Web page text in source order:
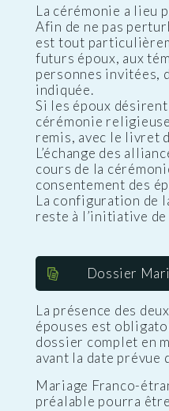
La cérémonie a lieu
Afin de ne pas
est tout
futurs époux, aux
personnes invitées,
indiquée.
Si les époux
cérémonie
remis, avec le livret
L’échange des
cours de la
consentement des
La configuration de
reste à l’initiative
Dossier
La présence des
épouses est
dossier complet en
avant la date prévue
Mariage Franco-
préalable pourra